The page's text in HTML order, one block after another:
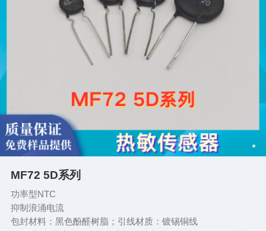
MF72 5D系列
功率型NTC
抑制浪涌电流
包封材料：黑色酚醛树脂；引线材质：镀锡铜线